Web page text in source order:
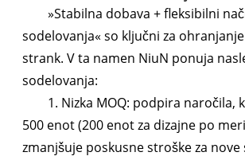
»Stabilna dobava + fleksibilni
sodelovanja« so ključni za
strank. V ta namen NiuN ponuja
sodelovanja:
1. Nizka MOQ: podpira naročila,
500 enot (200 enot za dizajne po
zmanjšuje poskusne stroške za nove